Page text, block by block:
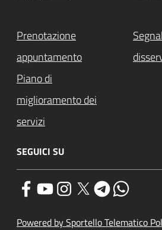
Prenotazione
appuntamento
Piano di
miglioramento dei
servizi
SEGUICI SU
Powered by Sportello Telematico